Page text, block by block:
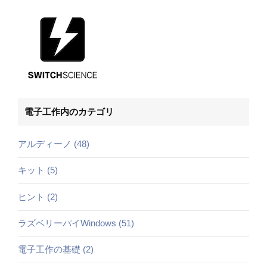
電子工作内のカテゴリ
アルディーノ (48)
キット (5)
ヒント (2)
ラズベリーパイWindows (51)
電子工作の基礎 (2)